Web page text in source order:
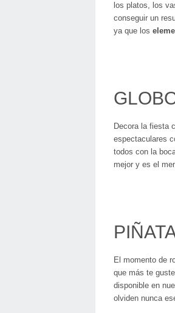
los platos, los
conseguir un
ya que los
Decora la fiesta
espectaculares
todos con la
mejor y es el
El momento de
que más te
disponible en
olviden nunca